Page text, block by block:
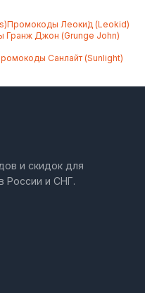
Промокоды Леоки́д (Leokid)
Гранж Джон (Grunge John)
Санлайт (Sunlight)
и скидок для
России и СНГ.